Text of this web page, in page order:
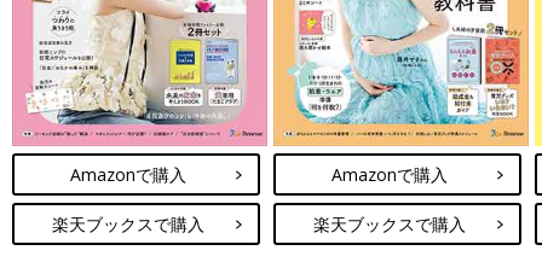
出典：Instagramアカウント「mom.suuu」
maaさんは、こちらの可愛らしい肌着をゲット！家の近くに店舗
がなく、義実家から歩いて行けるのが嬉しくて、ついつい買いす
ぎちゃうんだとか。夏物をいっぱい買ってもらったようですよ。
メッシュ素材で涼しそうな肌着ですね。
Amazonで購入
楽天ブックスで購入
Amazonで購入
楽天ブックスで購入